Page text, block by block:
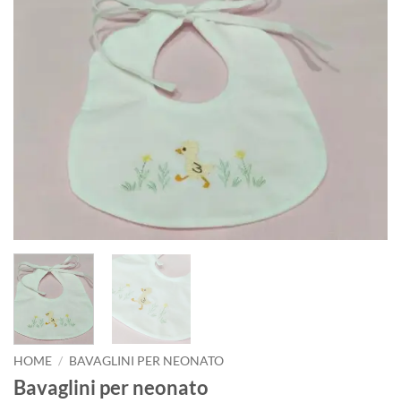
HOME / BAVAGLINI PER NEONATO
Bavaglini per neonato